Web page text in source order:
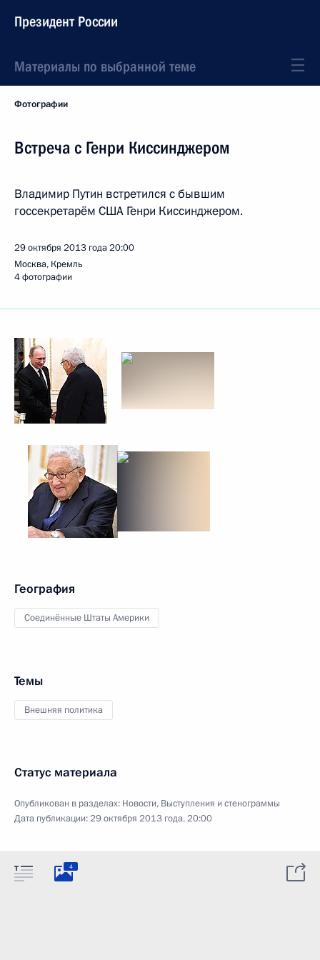
Президент России
Материалы по выбранной теме
Фотографии
Встреча с Генри Киссинджером
Владимир Путин встретился с бывшим
госсекретарём США Генри Киссинджером.
29 октября 2013 года20:00
Москва, Кремль
4 фотографии
География
Соединённые Штаты Америки
Темы
Внешняя политика
Статус материала
Опубликован в разделах: Новости, Выступления и стенограммы
Дата публикации:29 октября 2013 года, 20:00
4